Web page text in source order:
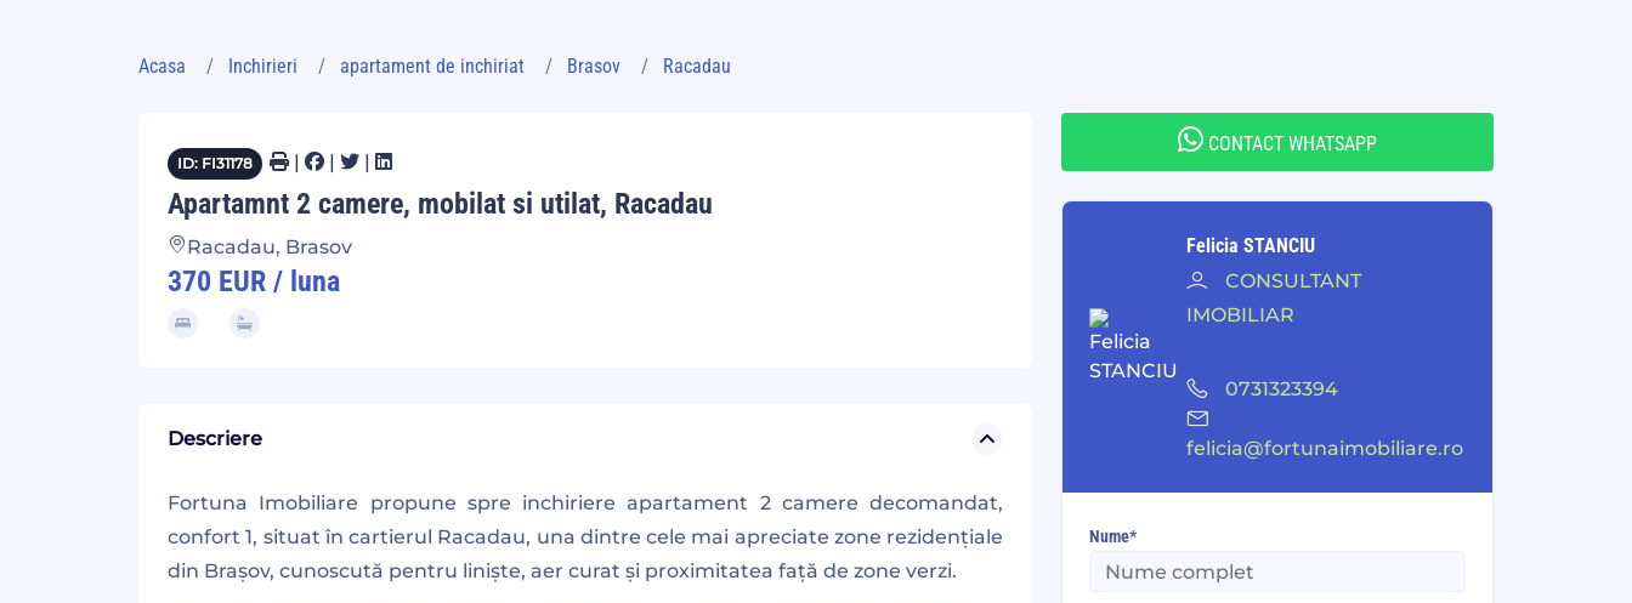
Acasa Inchirieri apartament de inchiriat Brasov Racadau
ID: FI31178 | | |
Apartamnt 2 camere, mobilat si utilat, Racadau
Racadau, Brasov
370 EUR / luna
Descriere
Fortuna Imobiliare propune spre inchiriere apartament 2 camere decomandat,
confort 1, situat în cartierul Racadau, una dintre cele mai apreciate zone rezidențiale
din Brașov, cunoscută pentru liniște, aer curat și proximitatea față de zone verzi.
CONTACT WHATSAPP
Felicia STANCIU
CONSULTANT
IMOBILIAR
0731323394
felicia@fortunaimobiliare.ro
Nume*